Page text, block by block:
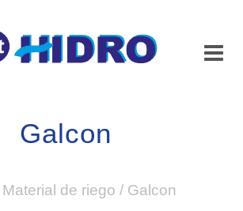
Galcon
Material de riego / Galcon